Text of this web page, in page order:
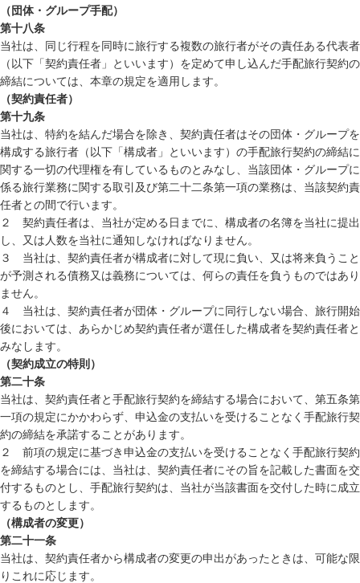
（団体・グループ手配）
第十八条
当社は、同じ行程を同時に旅行する複数の旅行者がその責任ある代表者
（以下「契約責任者」といいます）を定めて申し込んだ手配旅行契約の
締結については、本章の規定を適用します。
（契約責任者）
第十九条
当社は、特約を結んだ場合を除き、契約責任者はその団体・グループを
構成する旅行者（以下「構成者」といいます）の手配旅行契約の締結に
関する一切の代理権を有しているものとみなし、当該団体・グループに
係る旅行業務に関する取引及び第二十二条第一項の業務は、当該契約責
任者との間で行います。
２ 契約責任者は、当社が定める日までに、構成者の名簿を当社に提出
し、又は人数を当社に通知しなければなりません。
３ 当社は、契約責任者が構成者に対して現に負い、又は将来負うこと
が予測される債務又は義務については、何らの責任を負うものではあり
ません。
４ 当社は、契約責任者が団体・グループに同行しない場合、旅行開始
後においては、あらかじめ契約責任者が選任した構成者を契約責任者と
みなします。
（契約成立の特則）
第二十条
当社は、契約責任者と手配旅行契約を締結する場合において、第五条第
一項の規定にかかわらず、申込金の支払いを受けることなく手配旅行契
約の締結を承諾することがあります。
２ 前項の規定に基づき申込金の支払いを受けることなく手配旅行契約
を締結する場合には、当社は、契約責任者にその旨を記載した書面を交
付するものとし、手配旅行契約は、当社が当該書面を交付した時に成立
するものとします。
（構成者の変更）
第二十一条
当社は、契約責任者から構成者の変更の申出があったときは、可能な限
りこれに応じます。